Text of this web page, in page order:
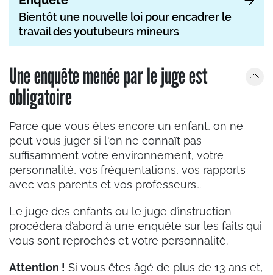
Bientôt une nouvelle loi pour encadrer le
travail des youtubeurs mineurs
Une enquête menée par le juge est
obligatoire
Parce que vous êtes encore un enfant, on ne
peut vous juger si l'on ne connaît pas
suffisamment votre environnement, votre
personnalité, vos fréquentations, vos rapports
avec vos parents et vos professeurs…
Le juge des enfants ou le juge d’instruction
procédera d’abord à une enquête sur les faits qui
vous sont reprochés et votre personnalité.
Attention ! Si vous êtes âgé de plus de 13 ans et,